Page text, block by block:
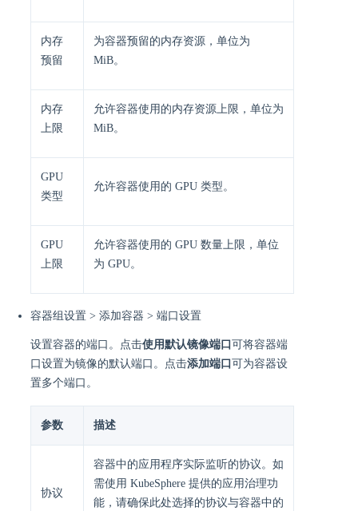
内存
预留
为容器预留的内存资源，单位为
MiB。
内存
上限
允许容器使用的内存资源上限，单位为
MiB。
GPU
类型
允许容器使用的 GPU 类型。
GPU
上限
允许容器使用的 GPU 数量上限，单位
为 GPU。
容器组设置 > 添加容器 > 端口设置
设置容器的端口。点击使用默认镜像端口 可将容器端
口设置为镜像的默认端口。点击添加端口 可为容器设
置多个端口。
参数 描述
协议
容器中的应用程序实际监听的协议。如
需使用 KubeSphere 提供的应用治理功
能，请确保此处选择的协议与容器中的